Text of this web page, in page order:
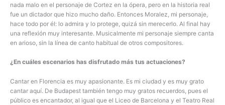
nada malo en el personaje de Cortez en la ópera, pero en la historia real
fue un dictador que hizo mucho daño. Entonces Moralez, mi personaje,
hace todo por él: lo admira y lo protege, quizá sin merecerlo. Al final hay
una reflexión muy interesante. Musicalmente mi personaje siempre canta
en arioso, sin la línea de canto habitual de otros compositores.
¿En cuáles escenarios has disfrutado más tus actuaciones?
Cantar en Florencia es muy apasionante. Es mi ciudad y es muy grato
cantar aquí. De Budapest también tengo muy gratos recuerdos, pues el
público es encantador, al igual que el Liceo de Barcelona y el Teatro Real